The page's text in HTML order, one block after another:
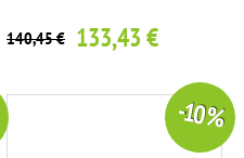
140,45 € 133,43 €
-10 %